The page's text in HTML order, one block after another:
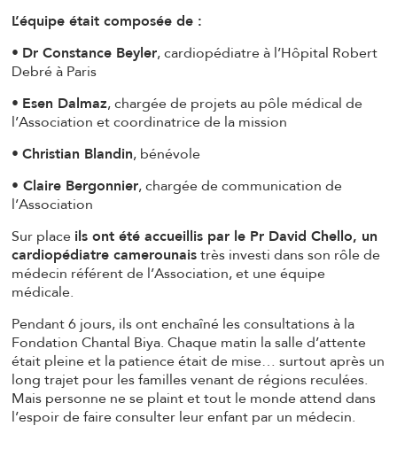
L’équipe était composée de :
• Dr Constance Beyler, cardiopédiatre à l’Hôpital Robert
Debré à Paris
• Esen Dalmaz, chargée de projets au pôle médical de
l’Association et coordinatrice de la mission
• Christian Blandin, bénévole
• Claire Bergonnier, chargée de communication de
l’Association
Sur place ils ont été accueillis par le Pr David Chello, un
cardiopédiatre camerounaistrès investi dans son rôle de
médecin référent de l’Association, et une équipe
médicale.
Pendant 6 jours, ils ont enchaîné les consultations à la
Fondation Chantal Biya. Chaque matin la salle d’attente
était pleine et la patience était de mise… surtout après un
long trajet pour les familles venant de régions reculées.
Mais personne ne se plaint et tout le monde attend dans
l’espoir de faire consulter leur enfant par un médecin.